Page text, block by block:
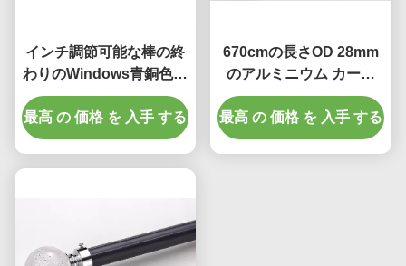
インチ調節可能な棒の終
わりのWindows青銅色の
カーテン・レール28から
48
最高 の 価格 を 入手 する
670cmの長さOD 28mm
のアルミニウム カーテ
ン・レールのシャワー・
カーテン棒
最高 の 価格 を 入手 する